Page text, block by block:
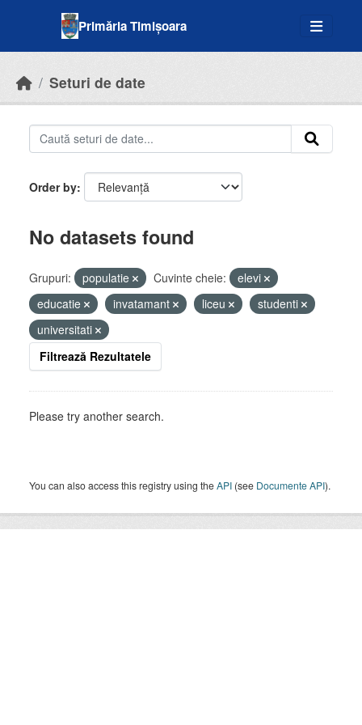
Primăria Timișoara
Seturi de date
Order by
No datasets found
Grupuri: populatie Cuvinte cheie:
elevi
educatie
invatamant liceu
studenti
universitati
Filtrează Rezultatele
Please try another search.
You can also access this registry using theAPI (see Documente API).